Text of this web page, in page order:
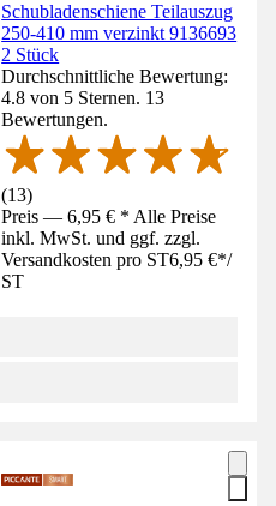
Schubladenschiene Teilauszug
250-410 mm verzinkt 9136693
2 Stück
Durchschnittliche Bewertung:
4.8 von 5 Sternen. 13
Bewertungen.
(13)
Preis — 6,95 € * Alle Preise
inkl. MwSt. und ggf. zzgl.
Versandkosten pro ST6,95 €*/
ST